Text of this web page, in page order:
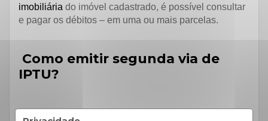
imobiliária do imóvel cadastrado, é possível consultar
e pagar os débitos – em uma ou mais parcelas.
Como emitir segunda via de
IPTU?
Para emitir a segunda via de IPTU do seu imóvel,